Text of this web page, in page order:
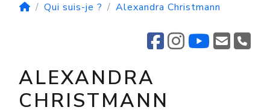
Qui suis-je ? Alexandra Christmann
ALEXANDRA
CHRISTMANN